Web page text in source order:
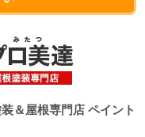
＆屋根専門店 ペイント